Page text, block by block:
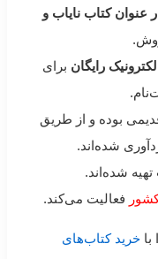
عنوان کتاب نایاب و
رایگان برای
بوده و از طریق
شده‌اند.
شده‌اند.
فعالیت می‌کند.
خرید کتاب‌های